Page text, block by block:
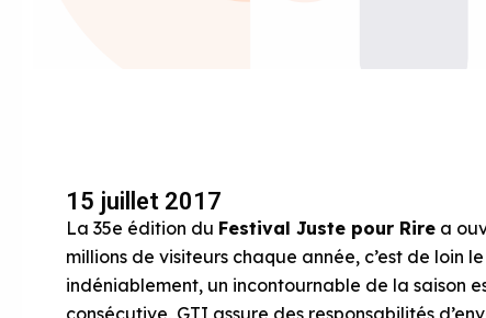
15 juillet 2017
La 35e édition du Festival Juste pour Rire a
millions de visiteurs chaque année, c’est de loin
indéniablement, un incontournable de la saison
consécutive, GTI assure des responsabilités